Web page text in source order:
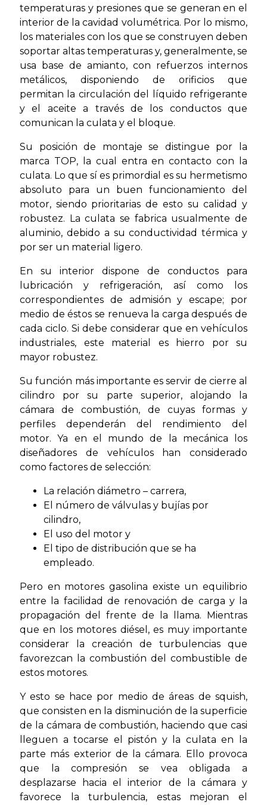
temperaturas y presiones que se generan en el
interior de la cavidad volumétrica. Por lo mismo,
los materiales con los que se construyen deben
soportar altas temperaturas y, generalmente, se
usa base de amianto, con refuerzos internos
metálicos, disponiendo de orificios que
permitan la circulación del líquido refrigerante
y el aceite a través de los conductos que
comunican la culata y el bloque.
Su posición de montaje se distingue por la
marca TOP, la cual entra en contacto con la
culata. Lo que sí es primordial es su hermetismo
absoluto para un buen funcionamiento del
motor, siendo prioritarias de esto su calidad y
robustez. La culata se fabrica usualmente de
aluminio, debido a su conductividad térmica y
por ser un material ligero.
En su interior dispone de conductos para
lubricación y refrigeración, así como los
correspondientes de admisión y escape; por
medio de éstos se renueva la carga después de
cada ciclo. Si debe considerar que en vehículos
industriales, este material es hierro por su
mayor robustez.
Su función más importante es servir de cierre al
cilindro por su parte superior, alojando la
cámara de combustión, de cuyas formas y
perfiles dependerán del rendimiento del
motor. Ya en el mundo de la mecánica los
diseñadores de vehículos han considerado
como factores de selección:
La relación diámetro – carrera,
El número de válvulas y bujías por
cilindro,
El uso del motor y
El tipo de distribución que se ha
empleado.
Pero en motores gasolina existe un equilibrio
entre la facilidad de renovación de carga y la
propagación del frente de la llama. Mientras
que en los motores diésel, es muy importante
considerar la creación de turbulencias que
favorezcan la combustión del combustible de
estos motores.
Y esto se hace por medio de áreas de squish,
que consisten en la disminución de la superficie
de la cámara de combustión, haciendo que casi
lleguen a tocarse el pistón y la culata en la
parte más exterior de la cámara. Ello provoca
que la compresión se vea obligada a
desplazarse hacia el interior de la cámara y
favorece la turbulencia, estas mejoran el